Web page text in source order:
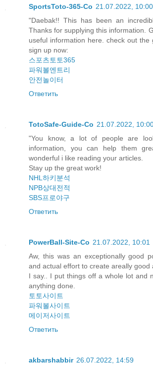
SportsToto-365-Co 21.07.2022, 10:00
"Daebak!! This has been an
Thanks for supplying this information.
useful information here. check out the
sign up now:
스포츠토토365
파워볼엔트리
안전놀이터
Ответить
TotoSafe-Guide-Co 21.07.2022,
"You know, a lot of people are
information, you can help them
wonderful i like reading your articles.
Stay up the great work!
NHL하키분석
NPB상대전적
SBS프로야구
Ответить
PowerBall-Site-Co 21.07.2022, 10:01
Aw, this was an exceptionally good
and actual effort to create areally good
I say.. I put things off a whole lot and
anything done.
토토사이트
파워볼사이트
메이저사이트
Ответить
akbarshabbir 26.07.2022, 14:59